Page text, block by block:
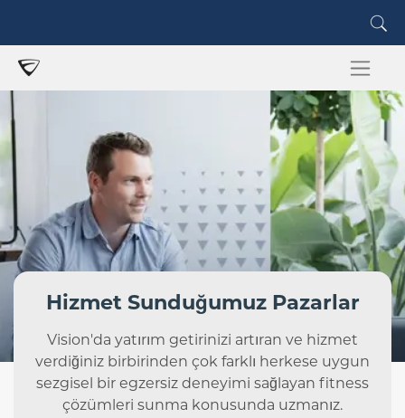
Hizmet Sunduğumuz Pazarlar
Vision'da yatırım getirinizi artıran ve hizmet
verdiğiniz birbirinden çok farklı herkese uygun
sezgisel bir egzersiz deneyimi sağlayan fitness
çözümleri sunma konusunda uzmanız.